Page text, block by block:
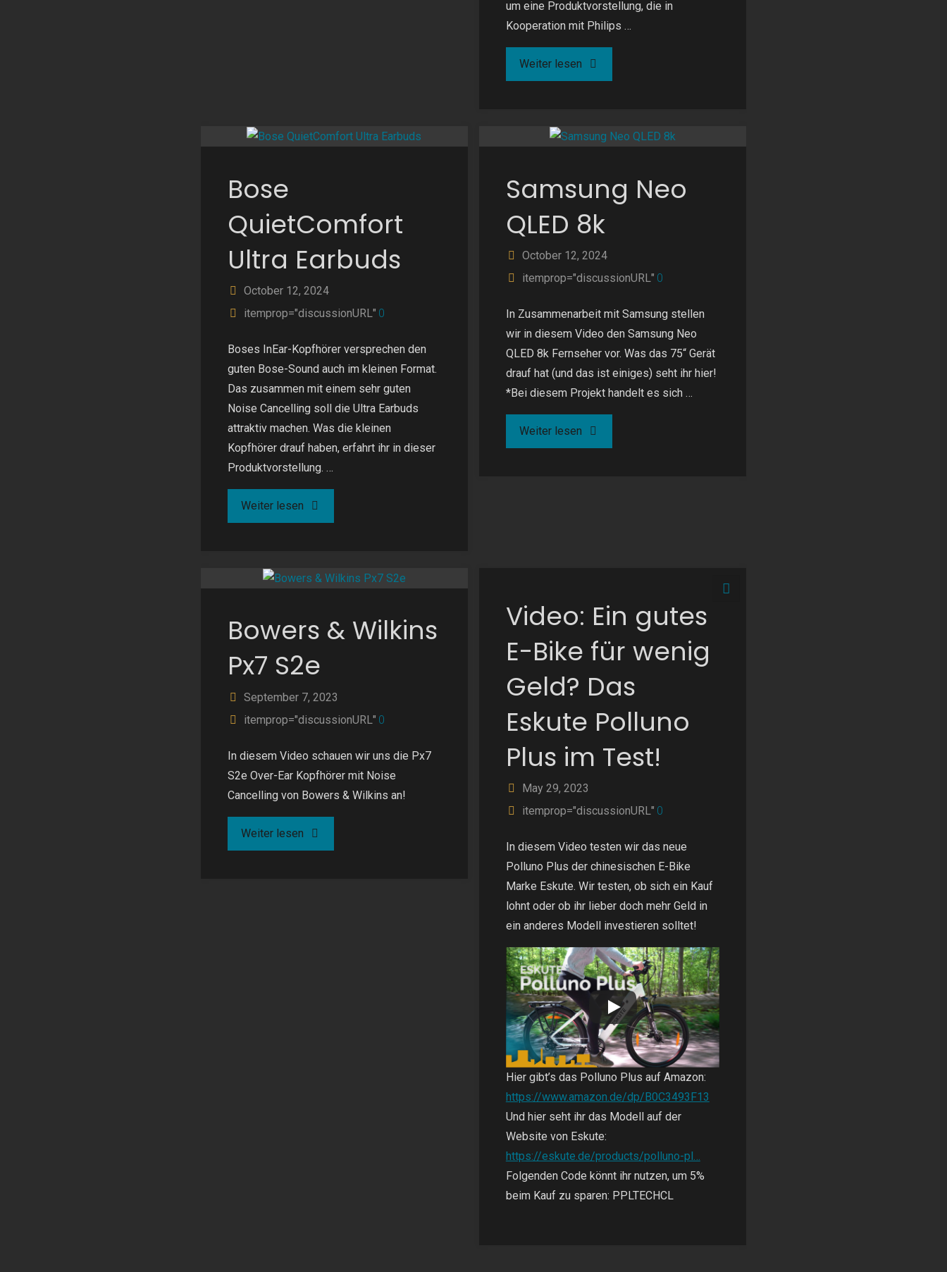
um eine Produktvorstellung, die in
Kooperation mit Philips …
Weiter lesen "Philips
EP3347/09"
Bose
QuietComfort
Ultra Earbuds
October 12, 2024
itemprop="discussionURL" 0
Boses InEar-Kopfhörer versprechen den
guten Bose-Sound auch im kleinen Format.
Das zusammen mit einem sehr guten
Noise Cancelling soll die Ultra Earbuds
attraktiv machen. Was die kleinen
Kopfhörer drauf haben, erfahrt ihr in dieser
Produktvorstellung. …
Weiter lesen"Bose
Ultra
Samsung Neo
QLED 8k
October 12, 2024
itemprop="discussionURL" 0
In Zusammenarbeit mit Samsung stellen
wir in diesem Video den Samsung Neo
QLED 8k Fernseher vor. Was das 75“ Gerät
drauf hat (und das ist einiges) seht ihr hier!
*Bei diesem Projekt handelt es sich …
Weiter lesen "Samsung
Bowers & Wilkins
Px7 S2e
September 7, 2023
itemprop="discussionURL" 0
In diesem Video schauen wir uns die Px7
S2e Over-Ear Kopfhörer mit Noise
Cancelling von Bowers & Wilkins an!
Weiter lesen"Bowers
Video: Ein gutes
E-Bike für wenig
Geld? Das
Eskute Polluno
Plus im Test!
May 29, 2023
itemprop="discussionURL" 0
In diesem Video testen wir das neue
Polluno Plus der chinesischen E-Bike
Marke Eskute. Wir testen, ob sich ein Kauf
lohnt oder ob ihr lieber doch mehr Geld in
ein anderes Modell investieren solltet!
Hier gibt’s das Polluno Plus auf Amazon:
https://www.amazon.de/dp/B0C3493F13
Und hier seht ihr das Modell auf der
Website von Eskute:
https://eskute.de/products/polluno-pl…
Folgenden Code könnt ihr nutzen, um 5%
beim Kauf zu sparen: PPLTECHCL